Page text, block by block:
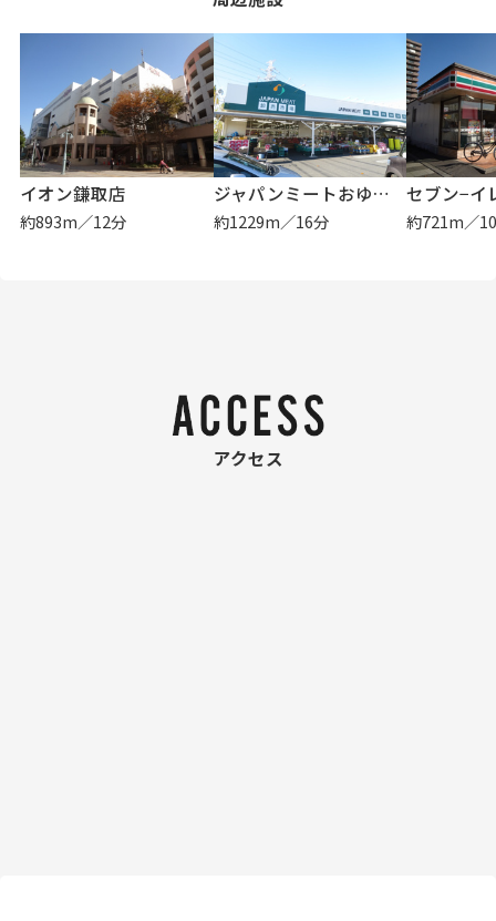
イオン鎌取店
約893m／12分
ジャパンミートおゆみ野店
約1229m／16分 約721m／
アクセス